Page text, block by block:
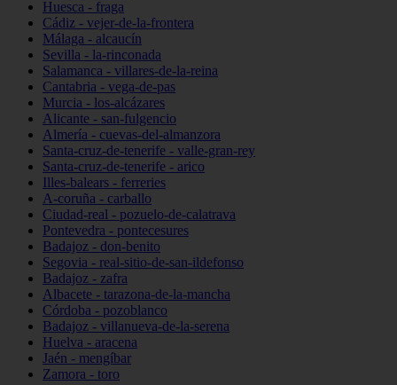
Huesca - fraga
Cádiz - vejer-de-la-frontera
Málaga - alcaucín
Sevilla - la-rinconada
Salamanca - villares-de-la-reina
Cantabria - vega-de-pas
Murcia - los-alcázares
Alicante - san-fulgencio
Almería - cuevas-del-almanzora
Santa-cruz-de-tenerife - valle-gran-rey
Santa-cruz-de-tenerife - arico
Illes-balears - ferreries
A-coruña - carballo
Ciudad-real - pozuelo-de-calatrava
Pontevedra - pontecesures
Badajoz - don-benito
Segovia - real-sitio-de-san-ildefonso
Badajoz - zafra
Albacete - tarazona-de-la-mancha
Córdoba - pozoblanco
Badajoz - villanueva-de-la-serena
Huelva - aracena
Jaén - mengíbar
Zamora - toro